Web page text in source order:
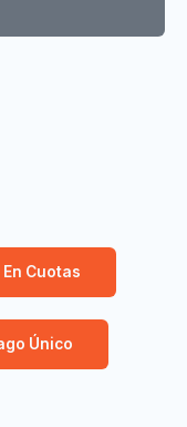
Cuotas
Único